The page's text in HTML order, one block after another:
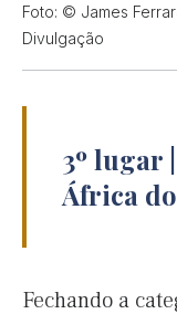
Foto: © James
Divulgação
3º lugar
África
Fechando a